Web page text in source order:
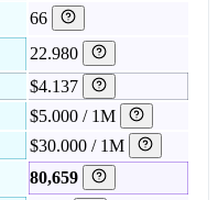
66
22.980
$4.137
$5.000 / 1M
$30.000 / 1M
80,659